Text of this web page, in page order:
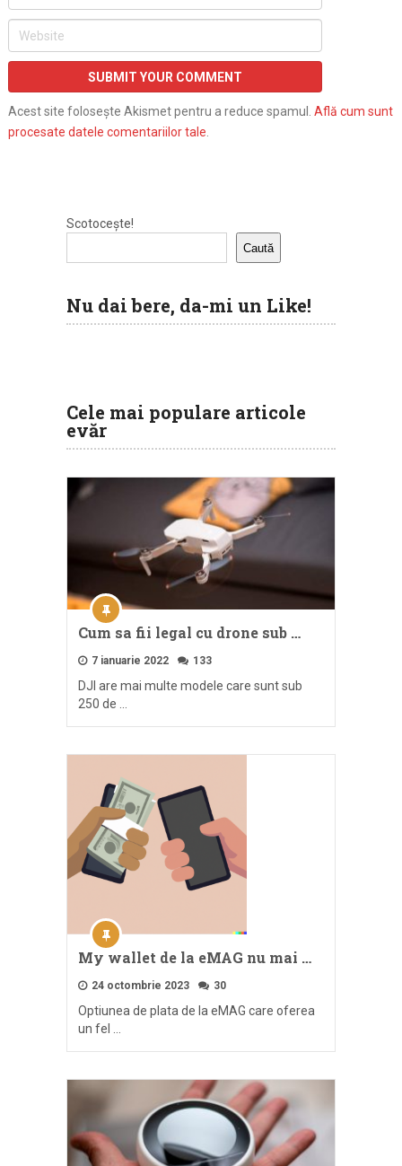
Acest site folosește Akismet pentru a reduce spamul. Află cum sunt
procesate datele comentariilor tale
Scotocește!
Caută
Nu dai bere, da-mi un Like!
Cele mai populare articole
evăr
Cum sa fii legal cu drone sub …
7 ianuarie 2022 133
DJI are mai multe modele care sunt sub
250 de …
My wallet de la eMAG nu mai …
24 octombrie 2023 30
Optiunea de plata de la eMAG care oferea
un fel …